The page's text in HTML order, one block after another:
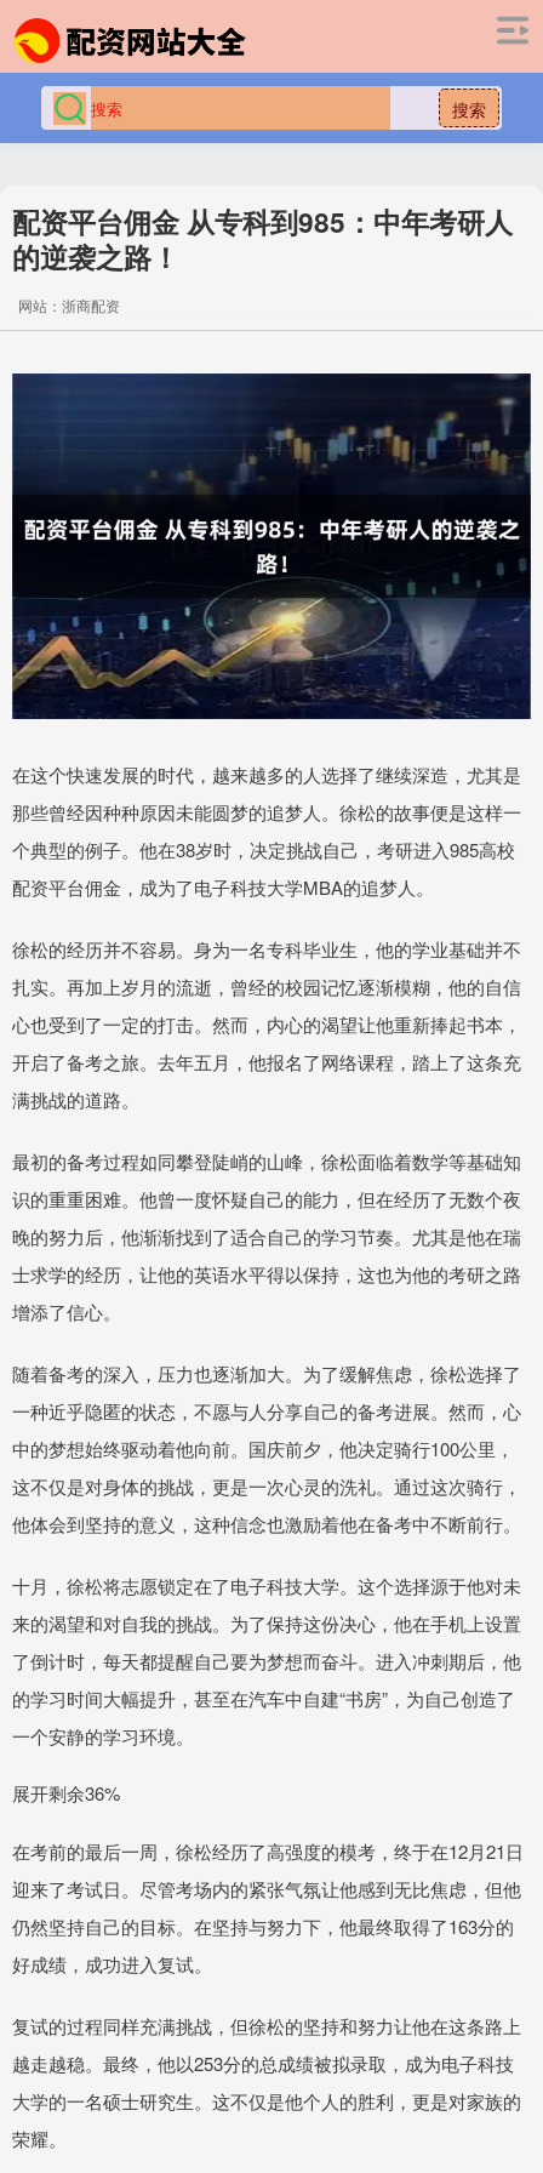
搜索
配资平台佣金 从专科到985：中年考研人
的逆袭之路！
网站：浙商配资
在这个快速发展的时代，越来越多的人选择了继续深造，尤其是
那些曾经因种种原因未能圆梦的追梦人。徐松的故事便是这样一
个典型的例子。他在38岁时，决定挑战自己，考研进入985高校
配资平台佣金，成为了电子科技大学MBA的追梦人。
徐松的经历并不容易。身为一名专科毕业生，他的学业基础并不
扎实。再加上岁月的流逝，曾经的校园记忆逐渐模糊，他的自信
心也受到了一定的打击。然而，内心的渴望让他重新捧起书本，
开启了备考之旅。去年五月，他报名了网络课程，踏上了这条充
满挑战的道路。
最初的备考过程如同攀登陡峭的山峰，徐松面临着数学等基础知
识的重重困难。他曾一度怀疑自己的能力，但在经历了无数个夜
晚的努力后，他渐渐找到了适合自己的学习节奏。尤其是他在瑞
士求学的经历，让他的英语水平得以保持，这也为他的考研之路
增添了信心。
随着备考的深入，压力也逐渐加大。为了缓解焦虑，徐松选择了
一种近乎隐匿的状态，不愿与人分享自己的备考进展。然而，心
中的梦想始终驱动着他向前。国庆前夕，他决定骑行100公里，
这不仅是对身体的挑战，更是一次心灵的洗礼。通过这次骑行，
他体会到坚持的意义，这种信念也激励着他在备考中不断前行。
十月，徐松将志愿锁定在了电子科技大学。这个选择源于他对未
来的渴望和对自我的挑战。为了保持这份决心，他在手机上设置
了倒计时，每天都提醒自己要为梦想而奋斗。进入冲刺期后，他
的学习时间大幅提升，甚至在汽车中自建“书房”，为自己创造了
一个安静的学习环境。
展开剩余36%
在考前的最后一周，徐松经历了高强度的模考，终于在12月21日
迎来了考试日。尽管考场内的紧张气氛让他感到无比焦虑，但他
仍然坚持自己的目标。在坚持与努力下，他最终取得了163分的
好成绩，成功进入复试。
复试的过程同样充满挑战，但徐松的坚持和努力让他在这条路上
越走越稳。最终，他以253分的总成绩被拟录取，成为电子科技
大学的一名硕士研究生。这不仅是他个人的胜利，更是对家族的
荣耀。